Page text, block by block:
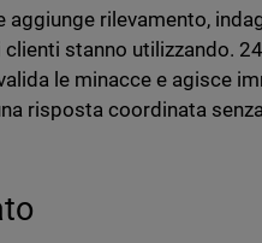
aggiunge rilevamento,
stanno utilizzando.
le minacce e agisce
risposta coordinata